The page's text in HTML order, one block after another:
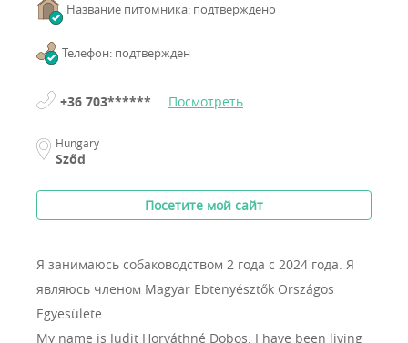
Название питомника: подтверждено
Телефон: подтвержден
+36 703****** Посмотреть
Hungary
Sződ
Посетите мой сайт
Я занимаюсь собаководством 2 года с 2024 года. Я
являюсь членом Magyar Ebtenyésztők Országos
Egyesülete.
My name is Judit Horváthné Dobos. I have been living